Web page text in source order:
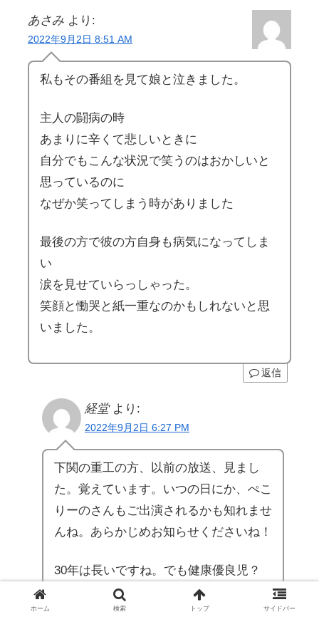
あさみ より:
2022年9月2日 8:51 AM
私もその番組を見て娘と泣きました。
主人の闘病の時
あまりに辛くて悲しいときに
自分でもこんな状況で笑うのはおかしいと
思っているのに
なぜか笑ってしまう時がありました
最後の方で彼の方自身も病気になってしま
い
涙を見せていらっしゃった。
笑顔と慟哭と紙一重なのかもしれないと思
いました。
返信
経堂 より:
2022年9月2日 6:27 PM
下関の重工の方、以前の放送、見まし
た。覚えています。いつの日にか、ぺこ
りーのさんもご出演されるかも知れませ
んね。あらかじめお知らせくださいね！
30年は長いですね。でも健康優良児？
のぺこりーのさんなら頑張れそうです
ね。奥様の為にも長生きなさってくださ
ホーム 検索 トップ サイドバー